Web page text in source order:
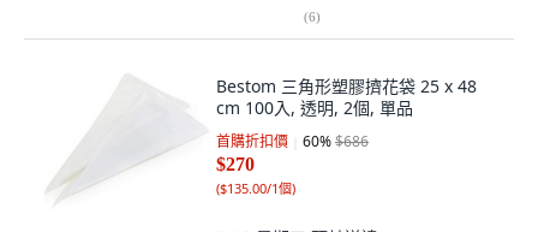
(6)
Bestom 三角形塑膠擠花袋 25 x 48
cm 100入, 透明, 2個, 單品
首購折扣價 60%$686
$270
($135.00/1個)